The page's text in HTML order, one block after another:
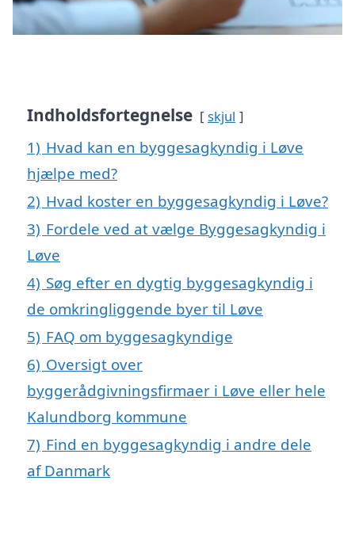
Indholdsfortegnelse skjul
1) Hvad kan en byggesagkyndig i Løve
hjælpe med?
2) Hvad koster en byggesagkyndig i Løve?
3) Fordele ved at vælge Byggesagkyndig i
Løve
4) Søg efter en dygtig byggesagkyndig i
de omkringliggende byer til Løve
5) FAQ om byggesagkyndige
6) Oversigt over
byggerådgivningsfirmaer i Løve eller hele
Kalundborg kommune
7) Find en byggesagkyndig i andre dele
af Danmark